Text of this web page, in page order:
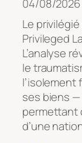
04/08/2026
Le
Privileged
L’analyse
le
l’isolement
ses biens
permettant
d’une